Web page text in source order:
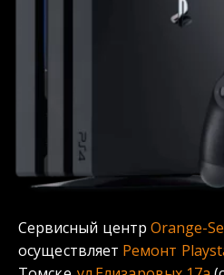
Сервисный центр Orange-
осуществляет Ремонт